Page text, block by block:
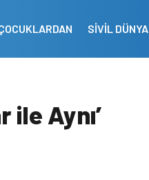
SİVİL DÜNYA
ile Aynı’